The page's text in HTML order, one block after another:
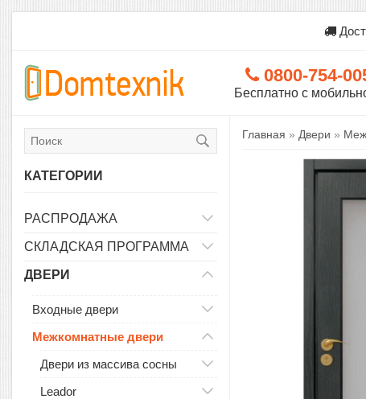
0800-754-
Бесплатно с
КАТЕГОРИИ
РАСПРОДАЖА
СКЛАДСКАЯ ПРОГРАММА
ДВЕРИ
Входные двери
Межкомнатные двери
Двери из массива сосны
Leador
Главная » Двери »